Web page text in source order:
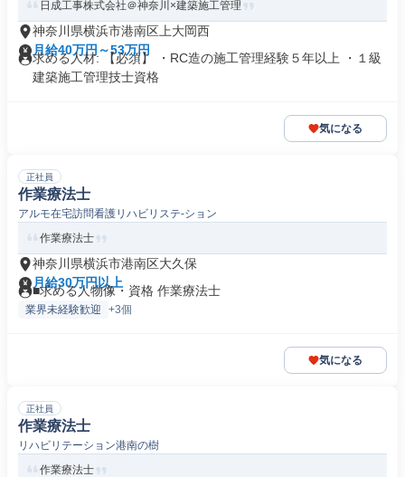
日成工事株式会社＠神奈川×建築施工管理
神奈川県横浜市港南区上大岡西
月給40万円～53万円
求める人材: 【必須】 ・RC造の施工管理経験５年以上 ・１級
建築施工管理技士資格
気になる
正社員
作業療法士
アルモ在宅訪問看護リハビリステ-ション
作業療法士
神奈川県横浜市港南区大久保
月給30万円以上
■求める人物像・資格 作業療法士
業界未経験歓迎 +3個
気になる
正社員
作業療法士
リハビリテーション港南の樹
作業療法士